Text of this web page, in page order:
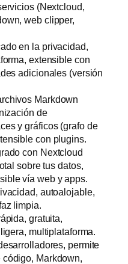
(Nextcloud,
web clipper,
en la privacidad,
extensible con
adicionales (versión
Markdown
de
y gráficos (grafo de
con plugins.
con Nextcloud
sobre tus datos,
vía web y apps.
autoalojable,
limpia.
gratuita,
multiplataforma.
permite
Markdown,